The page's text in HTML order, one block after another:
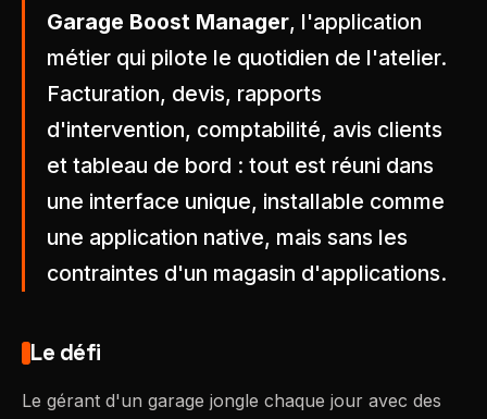
Garage Boost Manager, l'application
métier qui pilote le quotidien de l'atelier.
Facturation, devis, rapports
d'intervention, comptabilité, avis clients
et tableau de bord : tout est réuni dans
une interface unique, installable comme
une application native, mais sans les
contraintes d'un magasin d'applications.
Le défi
Le gérant d'un garage jongle chaque jour avec des